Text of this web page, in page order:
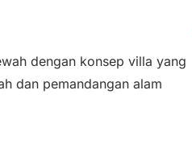
dengan konsep villa yang
dan pemandangan alam